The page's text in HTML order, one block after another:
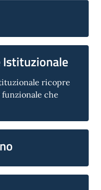
Istituzionale
ricopre
che